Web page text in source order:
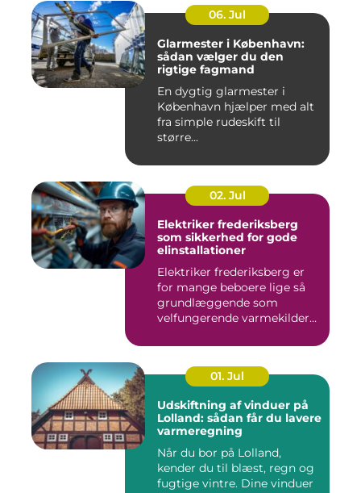
06. Jul
Glarmester i København:
sådan vælger du den
rigtige fagmand
En dygtig glarmester i
København hjælper med alt
fra simple rudeskift til
større...
02. Jul
Elektriker frederiksberg
som sikkerhed for gode
elinstallationer
Elektriker frederiksberg er
for mange beboere lige så
grundlæggende som
velfungerende varmekilder
01. Jul
Udskiftning af vinduer på
Lolland: sådan får du lavere
varmeregning
Når du bor på Lolland,
kender du til blæst, regn og
fugtige vintre. Dine vinduer